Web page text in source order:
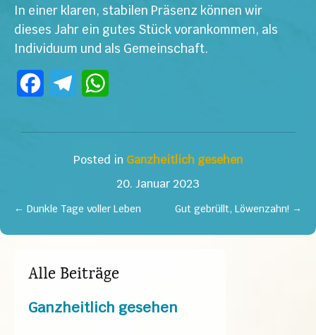
In einer klaren, stabilen Präsenz können wir
dieses Jahr ein gutes Stück vorankommen, als
Individuum und als Gemeinschaft.
FacebookTelegram
Posted in Ganzheitlich gesehen
20. Januar 2023
← Dunkle Tage voller Leben Gut gebrüllt, Löwenzahn! →
Alle Beiträge
Ganzheitlich gesehen